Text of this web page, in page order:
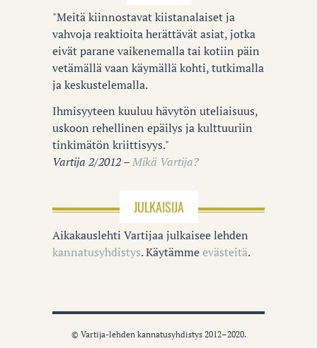
"Meitä kiinnostavat kiistanalaiset ja
vahvoja reaktioita herättävät asiat, jotka
eivät parane vaikenemalla tai kotiin päin
vetämällä vaan käymällä kohti, tutkimalla
ja keskustelemalla.
Ihmisyyteen kuuluu hävytön uteliaisuus,
uskoon rehellinen epäilys ja kulttuuriin
tinkimätön kriittisyys."
Vartija 2/2012 –Mikä Vartija?
JULKAISIJA
Aikakauslehti Vartijaa julkaisee lehden
kannatusyhdistys. Käytämmeevästeitä.
© Vartija-lehden kannatusyhdistys 2012–2020.